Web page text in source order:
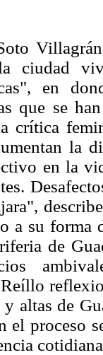
ciudad
en
que se
crítica
la
en la
a su forma
de
y altas de
el proceso